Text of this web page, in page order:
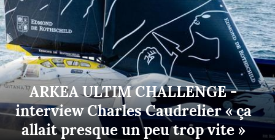
ARKEA ULTIM CHALLENGE -
interview Charles Caudrelier « ça
allait presque un peu trop vite »